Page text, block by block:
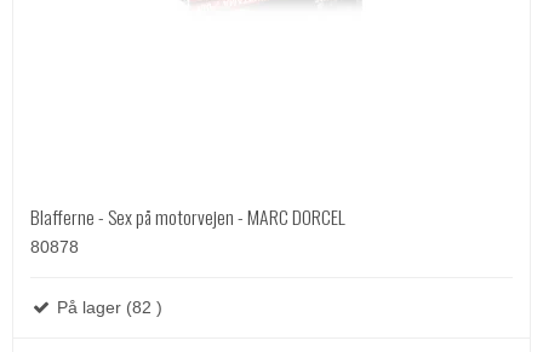
Blafferne - Sex på motorvejen - MARC DORCEL
80878
På lager (82 )